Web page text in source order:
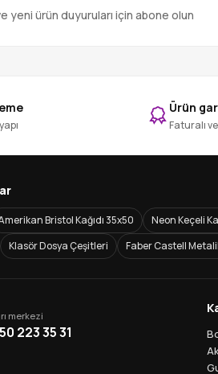
yeni ürün duyuruları için abone olun
Ürün
Faturalı
Bristol Kağıdı 35x50 Neon Keçeli
Klasör Dosya Çeşitleri Faber Castell
merkezi
223 35 31